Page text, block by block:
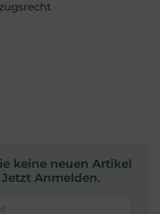
keine neuen Artikel
Anmelden.